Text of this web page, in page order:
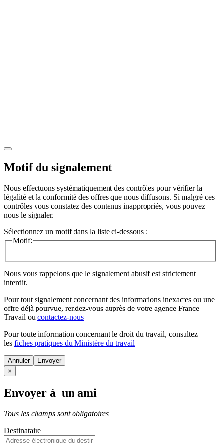
Motif du signalement
Nous effectuons systématiquement des contrôles pour vérifier la
légalité et la conformité des offres que nous diffusons. Si malgré ces
contrôles vous constatez des contenus inappropriés, vous pouvez
nous le signaler.
Sélectionnez un motif dans la liste ci-dessous :
Motif:
Nous vous rappelons que le signalement abusif est strictement
interdit.
Pour tout signalement concernant des informations inexactes ou une
offre déjà pourvue, rendez-vous auprès de votre agence France
Travail ou contactez-nous
Pour toute information concernant le droit du travail, consultez
les fiches pratiques du Ministère du travail
Annuler
×
Envoyer à un ami
Tous les champs sont obligatoires
Destinataire